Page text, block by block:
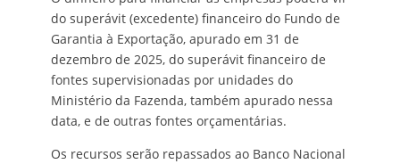
do superávit (excedente) financeiro do Fundo de
Garantia à Exportação, apurado em 31 de
dezembro de 2025, do superávit financeiro de
fontes supervisionadas por unidades do
Ministério da Fazenda, também apurado nessa
data, e de outras fontes orçamentárias.
Os recursos serão repassados ao Banco Nacional